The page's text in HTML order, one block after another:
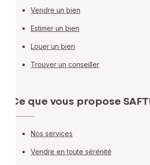
Vendre un bien
Estimer un bien
Louer un bien
Trouver un conseiller
Ce que vous propose
Nos services
Vendre en toute sérénité